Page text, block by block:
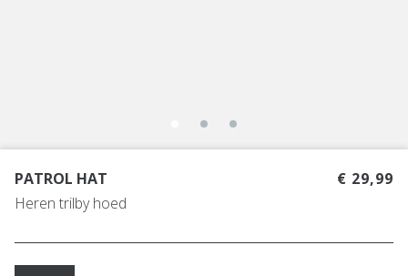
PATROL HAT
Heren trilby hoed
€ 29,99